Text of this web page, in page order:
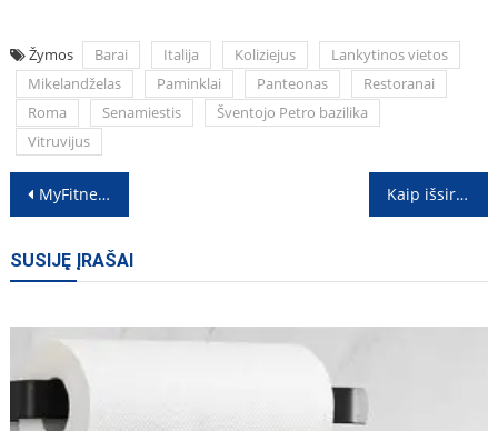
Žymos Barai Italija Koliziejus
Lankytinos vietos
Mikelandželas
Paminklai Panteonas
Restoranai
Roma
Senamiestis
Šventojo Petro bazilika
Vitruvijus
Navigacija
įrašų
MyFitnessPal paskelbė, kad padės edukuoti visuomenę sveikatingumo klausimais Kaip išsirinkti patikimą autoservisą Vilniuje?
SUSIJĘ ĮRAŠAI